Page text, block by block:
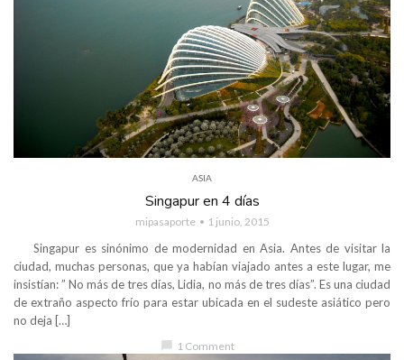
ASIA
Singapur en 4 días
mipasaporte 1 junio, 2015
Singapur es sinónimo de modernidad en Asia. Antes de visitar la
ciudad, muchas personas, que ya habían viajado antes a este lugar, me
insistían: ” No más de tres días, Lidia, no más de tres días”. Es una ciudad
de extraño aspecto frío para estar ubicada en el sudeste asiático pero
no deja […]
1 Comment